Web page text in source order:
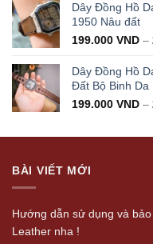
Dây Đồng Hồ
1950 Nâu đất
199.000 VND –
Dây Đồng Hồ
Đất Bộ Binh Da
199.000 VND –
BÀI VIẾT MỚI
Hướng dẫn sử dụng và
Leather nha !